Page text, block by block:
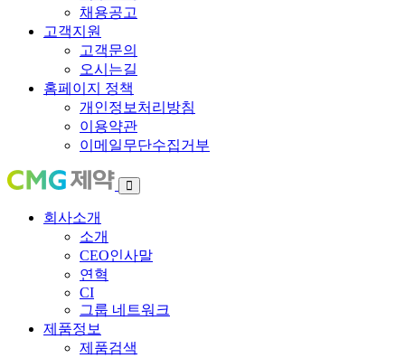
채용공고
고객지원
고객문의
오시는길
홈페이지 정책
개인정보처리방침
이용약관
이메일무단수집거부
회사소개
소개
CEO인사말
연혁
CI
그룹 네트워크
제품정보
제품검색